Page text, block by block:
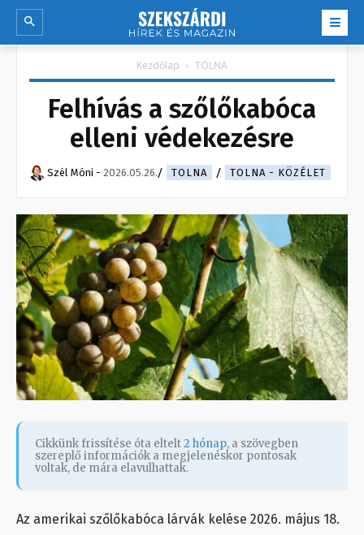
Kezdőlap TOLNA
Felhívás a szőlőkabóca
elleni védekezésre
Szél Móni - 2026.05.26. TOLNA TOLNA - KÖZÉLET
Cikkünk frissítése óta eltelt2 hónap, a szövegben
szereplő információk a megjelenéskor pontosak
voltak, de mára elavulhattak.
Az amerikai szőlőkabóca lárvák kelése 2026. május 18.